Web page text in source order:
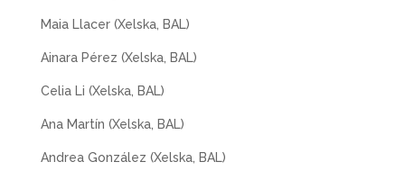
Maia Llacer (Xelska, BAL)
Ainara Pérez (Xelska, BAL)
Celia Li (Xelska, BAL)
Ana Martín (Xelska, BAL)
Andrea González (Xelska, BAL)